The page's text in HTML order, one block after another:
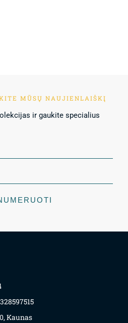
MŪSŲ NAUJIENLAIŠKĮ
ir gaukite specialius
Kaunas